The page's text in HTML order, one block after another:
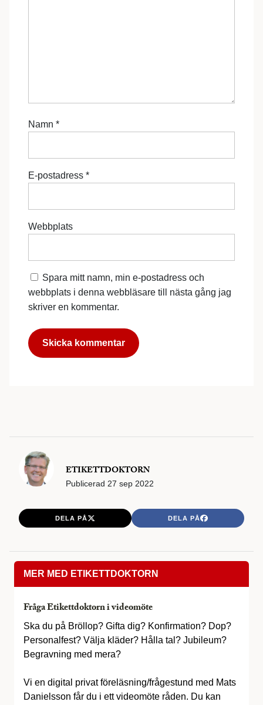
Namn *
E-postadress *
Webbplats
Spara mitt namn, min e-postadress och
webbplats i denna webbläsare till nästa gång jag
skriver en kommentar.
ETIKETTDOKTORN
Publicerad 27 sep 2022
DELA PÅ DELA PÅ
MER MED ETIKETTDOKTORN
Fråga Etikettdoktorn i videomöte
Ska du på Bröllop? Gifta dig? Konfirmation? Dop?
Personalfest? Välja kläder? Hålla tal? Jubileum?
Begravning med mera?
Vi en digital privat föreläsning/frågestund med Mats
Danielsson får du i ett videomöte råden. Du kan